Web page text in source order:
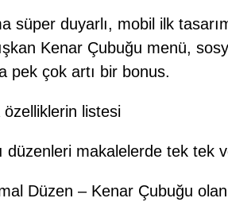
süper duyarlı, mobil ilk
Kenar Çubuğu menü,
pek çok artı bir bonus.
özelliklerin listesi
düzenleri makalelerde tek tek
Düzen – Kenar Çubuğu